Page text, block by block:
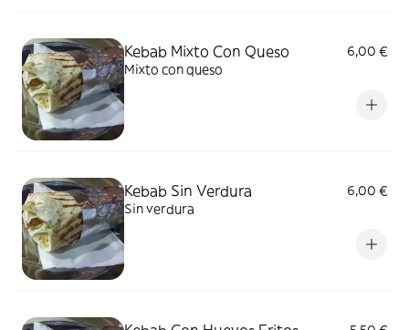
Kebab Mixto Con Queso
6,00 €
Mixto con queso
Kebab Sin Verdura
6,00 €
Sin verdura